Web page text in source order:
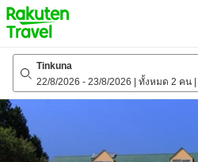
to
top
page
Tinkuna
22/8/2026 - 23/8/2026 ทั้งหมด 2 คน